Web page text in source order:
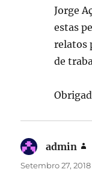
Jorge
estas
relatos
de
admin
Setembro 27,